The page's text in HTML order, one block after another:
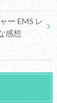
ー EMS レ
感想